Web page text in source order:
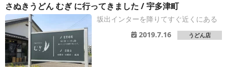
さぬきうどん むぎ に行ってきました / 宇多津町
坂出インターを降りてすぐ近くにある
2019.7.16
うどん店